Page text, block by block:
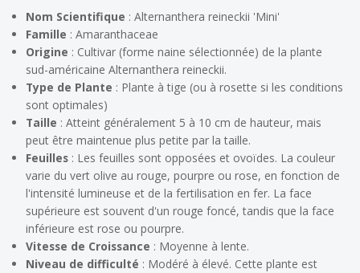
Nom Scientifique : Alternanthera reineckii 'Mini'
Famille : Amaranthaceae
Origine : Cultivar (forme naine sélectionnée) de la plante
sud-américaine Alternanthera reineckii.
Type de Plante : Plante à tige (ou à rosette si les conditions
sont optimales)
Taille : Atteint généralement 5 à 10 cm de hauteur, mais
peut être maintenue plus petite par la taille.
Feuilles : Les feuilles sont opposées et ovoïdes. La couleur
varie du vert olive au rouge, pourpre ou rose, en fonction de
l'intensité lumineuse et de la fertilisation en fer. La face
supérieure est souvent d'un rouge foncé, tandis que la face
inférieure est rose ou pourpre.
Vitesse de Croissance : Moyenne à lente.
Niveau de difficulté : Modéré à élevé. Cette plante est